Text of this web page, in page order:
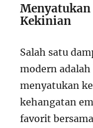
Kekinian
Salah satu
modern
menyatukan
kehangatan
favorit